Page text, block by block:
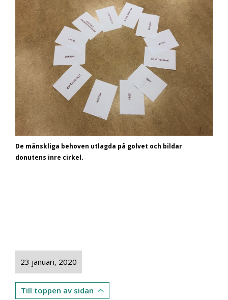
De mänskliga behoven utlagda på golvet och bildar
donutens inre cirkel.
23 januari, 2020
Till toppen av sidan